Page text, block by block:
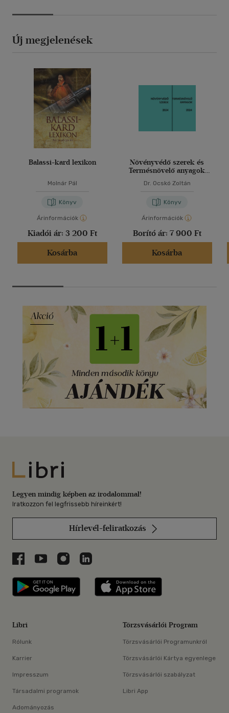
Új megjelenések
Balassi-kard lexikon
Molnár Pál
Könyv
Árinformációk
Kiadói ár: 3 200 Ft
Kosárba
Növényvédő szerek és
Termésnövelő anyagok
Dr. Ocskó Zoltán
Könyv
Árinformációk
Borító ár: 7 900 Ft
Kosárba
Libri
Legyen mindig képben az irodalommal!
Iratkozzon fel legfrissebb híreinkért!
Hírlevél-feliratkozás
Libri a Facebookon
Libri a Youtube-on
Libri az Instagramon
Libri a LinkedInen
Libri applikáció Szerezd meg: Google
Libri
Rólunk
Karrier
Impresszum
Társadalmi programok
Adományozás
Törzsvásárlói Program
Törzsvásárlói Programunkról
Törzsvásárlói Kártya egyenlege
Törzsvásárlói szabályzat
Libri App